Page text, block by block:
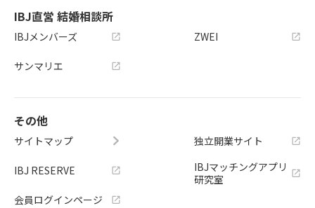
IBJ直営 結婚相談所
IBJメンバーズ
サンマリエ
ZWEI
その他
サイトマップ
IBJ RESERVE
会員ログインページ
独立開業サイト
IBJマッチングアプリ
研究室